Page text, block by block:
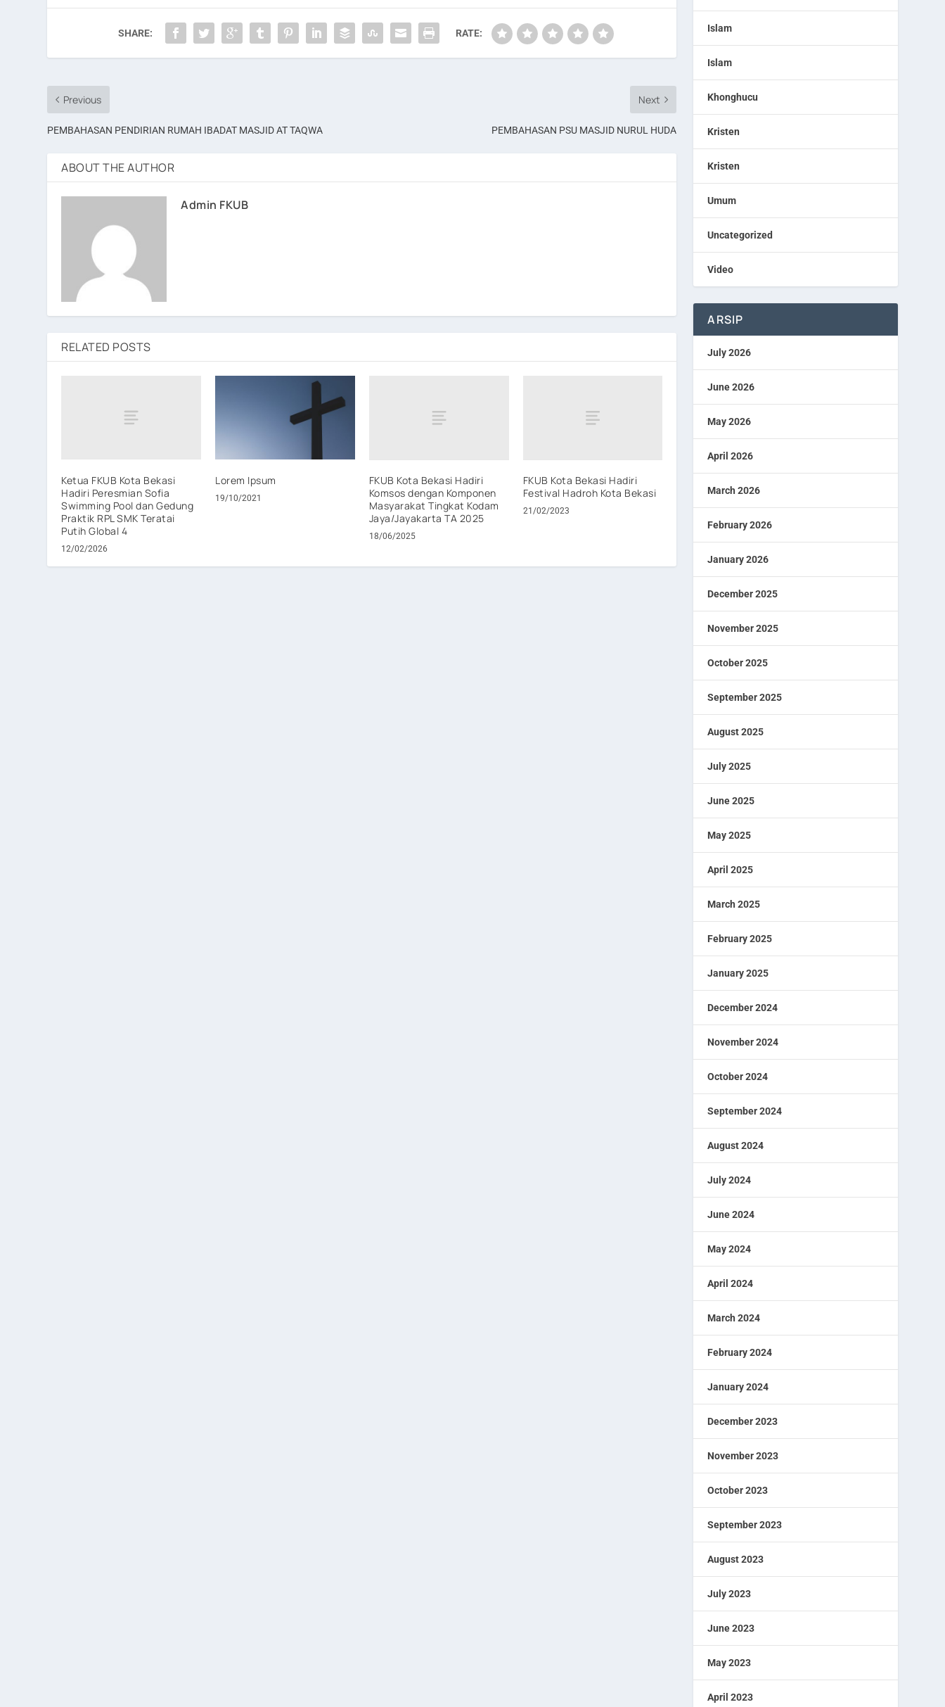
SHARE: RATE:
Previous
PEMBAHASAN PENDIRIAN RUMAH IBADAT MASJID AT TAQWA
Next
PEMBAHASAN PSU MASJID NURUL HUDA
ABOUT THE AUTHOR
Admin FKUB
RELATED POSTS
Ketua FKUB Kota Bekasi
Hadiri Peresmian Sofia
Swimming Pool dan Gedung
Praktik RPL SMK Teratai
Putih Global 4
12/02/2026
Lorem Ipsum
19/10/2021
FKUB Kota Bekasi Hadiri
Komsos dengan Komponen
Masyarakat Tingkat Kodam
Jaya/Jayakarta TA 2025
18/06/2025
FKUB Kota Bekasi Hadiri
Festival Hadroh Kota Bekasi
21/02/2023
Islam
Islam
Khonghucu
Kristen
Kristen
Umum
Uncategorized
Video
ARSIP
July 2026
June 2026
May 2026
April 2026
March 2026
February 2026
January 2026
December 2025
November 2025
October 2025
September 2025
August 2025
July 2025
June 2025
May 2025
April 2025
March 2025
February 2025
January 2025
December 2024
November 2024
October 2024
September 2024
August 2024
July 2024
June 2024
May 2024
April 2024
March 2024
February 2024
January 2024
December 2023
November 2023
October 2023
September 2023
August 2023
July 2023
June 2023
May 2023
April 2023